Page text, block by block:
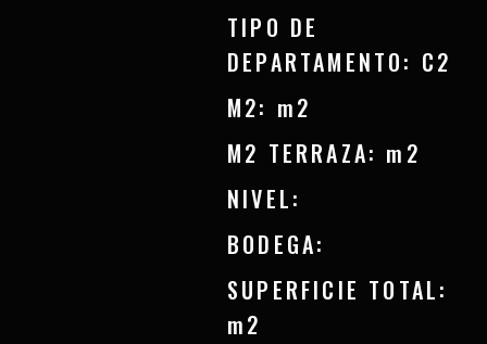
TIPO DE
DEPARTAMENTO: C2
M2: m2
M2 TERRAZA: m2
NIVEL:
BODEGA:
SUPERFICIE TOTAL:
m2